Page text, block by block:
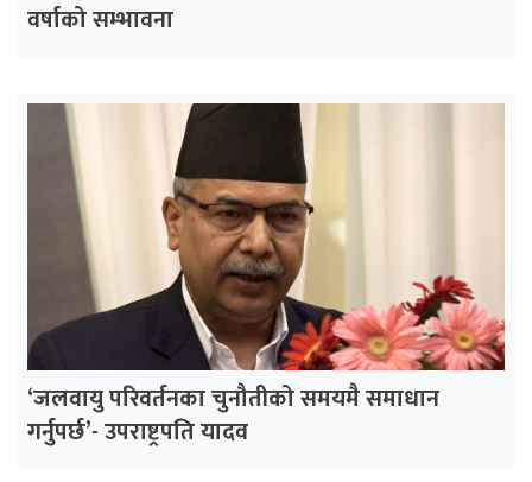
वर्षाको सम्भावना
‘जलवायु परिवर्तनका चुनौतीको समयमै समाधान
गर्नुपर्छ’- उपराष्ट्रपति यादव